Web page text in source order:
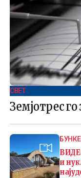
СВЕТ .
Земјотрес
и